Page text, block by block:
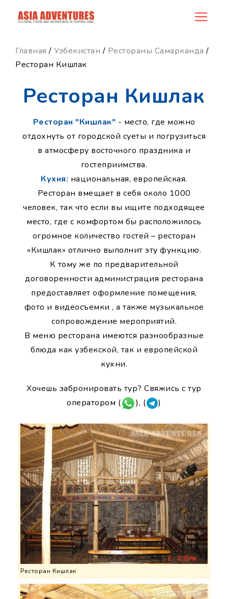
news_id
Главная / Узбекистан / Рестораны Самарканда /
Ресторан Кишлак
Ресторан Кишлак
Ресторан "Кишлак" - место, где можно
отдохнуть от городской суеты и погрузиться
в атмосферу восточного праздника и
гостеприимства.
Кухня: национальная, европейская.
Ресторан вмещает в себя около 1000
человек, так что если вы ищите подходящее
место, где с комфортом бы расположилось
огромное количество гостей – ресторан
«Кишлак» отлично выполнит эту функцию.
К тому же по предварительной
договоренности администрация ресторана
предоставляет оформление помещения,
фото и видеосъемки , а также музыкальное
сопровождение мероприятий.
В меню ресторана имеются разнообразные
блюда как узбекской, так и европейской
кухни.
Хочешь забронировать тур? Свяжись с тур
оператором (
), ( )
Ресторан Кишлак